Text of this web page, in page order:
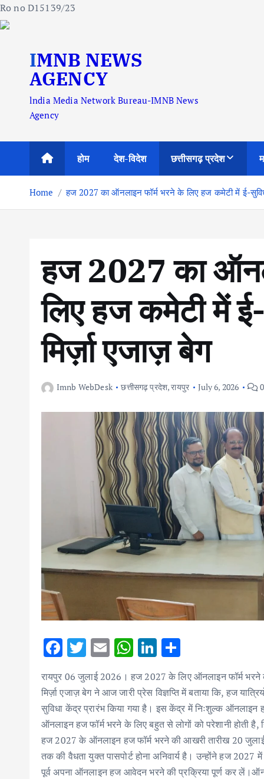
Ro no D15139/23
IMNB NEWS
AGENCY
lndia Media Network Bureau-IMNB News
Agency
होम देश-विदेश छत्तीसगढ़ प्रदेश
Home हज 2027 का ऑनलाइन फॉर्म भरने के लिए हज कमेटी में ई-
हज 2027 का
लिए हज कमेटी में
मिर्ज़ा एजाज़ बेग
Imnb WebDesk छत्तीसगढ़ प्रदेश,रायपुर July 6, 2026
F
e
b
o
o
k
T
w
it
te
r
E
ai
l
W
at
s
A
p
p
Li
k
e
dI
n
h
ar
e
रायपुर 06 जुलाई 2026। हज 2027 के लिए ऑनलाइन फॉर्म भरने
मिर्ज़ा एजाज़ बेग ने आज जारी प्रेस विज्ञप्ति में बताया कि, हज
सुविधा केंद्र प्रारंभ किया गया है। इस केंद्र में निःशुल्क ऑनलाइन
ऑनलाइन हज फॉर्म भरने के लिए बहुत से लोगों को परेशानी होती है,
हज 2027 के ऑनलाइन हज फॉर्म भरने की आखरी तारीख 20
तक की वैधता युक्त पासपोर्ट होना अनिवार्य है। उन्होंने हज
पूर्व अपना ऑनलाइन हज आवेदन भरने की प्रक्रिया पूर्ण कर